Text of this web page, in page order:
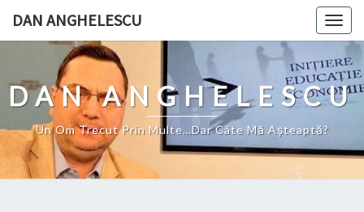
DAN ANGHELESCU
DAN ANGHELESCU
Un Om Trecut Prin Multe…Dar Câte Mă Aşteaptă?